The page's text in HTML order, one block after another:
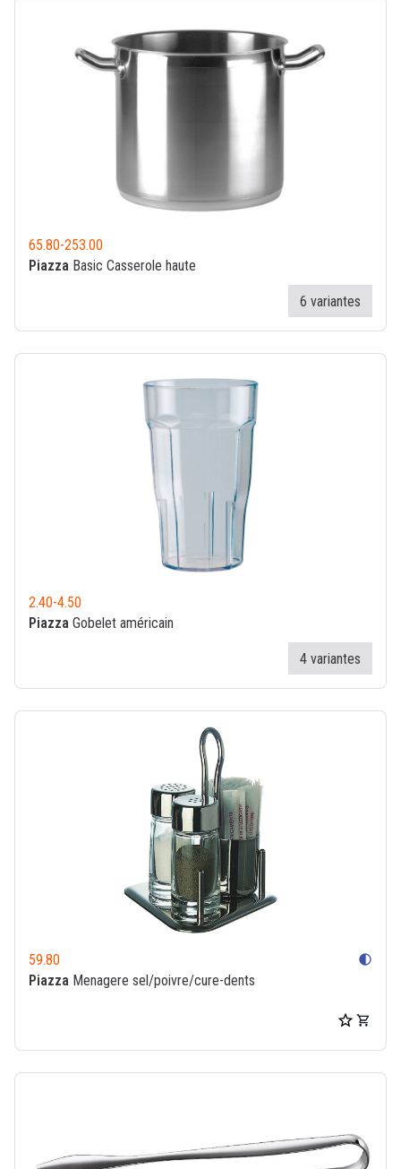
65.80-253.00
Piazza Basic Casserole haute
6 variantes
2.40-4.50
Piazza Gobelet américain
4 variantes
59.80 contrast
Piazza Menagere sel/poivre/cure-dents